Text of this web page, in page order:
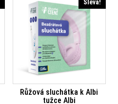
Sleva!
Růžová sluchátka k Albi
tužce Albi